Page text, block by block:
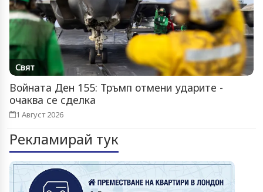
Свят
Войната Ден 155: Тръмп отмени ударите -
очаква се сделка
1 Август 2026
Рекламирай тук